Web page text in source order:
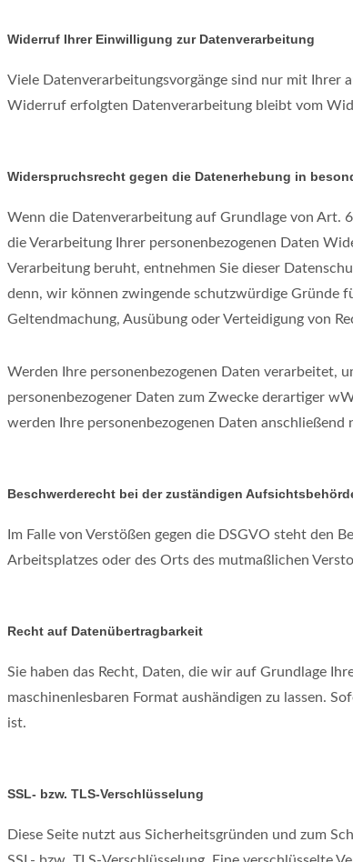
Widerruf Ihrer Einwilligung zur Datenverarbeitung
Viele Datenverarbeitungsvorgänge sind nur mit Ihrer
Widerruf erfolgten Datenverarbeitung bleibt vom
Widerspruchsrecht gegen die Datenerhebung in
Wenn die Datenverarbeitung auf Grundlage von Art.
die Verarbeitung Ihrer personenbezogenen Daten
Verarbeitung beruht, entnehmen Sie dieser
denn, wir können zwingende schutzwürdige Gründe
Geltendmachung, Ausübung oder Verteidigung von
Werden Ihre personenbezogenen Daten verarbeitet,
personenbezogener Daten zum Zwecke derartiger
werden Ihre personenbezogenen Daten
Beschwerde­recht bei der zuständigen
Im Falle von Verstößen gegen die DSGVO steht
Arbeitsplatzes oder des Orts des mutmaßlichen
Recht auf Daten­übertrag­barkeit
Sie haben das Recht, Daten, die wir auf Grundlage
maschinenlesbaren Format aushändigen zu lassen.
ist.
SSL- bzw. TLS-Verschlüsselung
Diese Seite nutzt aus Sicherheitsgründen und zum